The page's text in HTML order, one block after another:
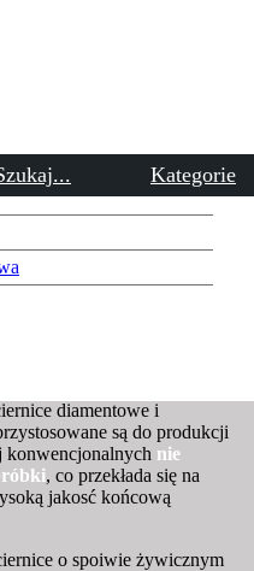
Kategorie
żywicznym
walcowych i
w każdym warsztacie,
diamentowe i
są do produkcji
konwencjonalnych nie
, co przekłada się na
jakosć końcową
o spoiwie żywicznym